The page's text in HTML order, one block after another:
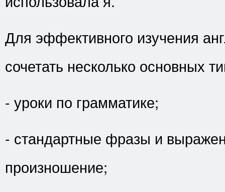
Для эффективного изучения
сочетать несколько основных
- уроки по грамматике;
- стандартные фразы и
произношение;